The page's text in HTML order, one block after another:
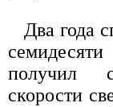
Два года
получил
скорости